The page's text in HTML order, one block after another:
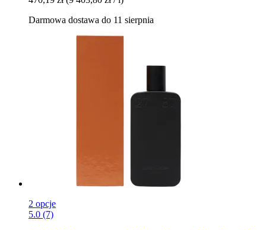
Darmowa dostawa do 11 sierpnia
2 opcje
5.0 (7)